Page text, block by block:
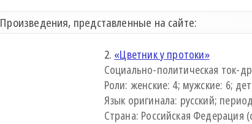
Произведения, представленные на сайте:
2. «Цветник у протоки»
Социально-политическая ток-
Роли: женские: 4; мужские: 6;
Язык оригинала: русский;
Страна: Российская Федерация